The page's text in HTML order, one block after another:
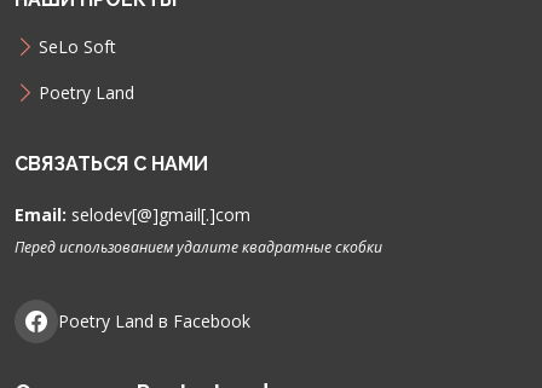
SeLo Soft
Poetry Land
СВЯЗАТЬСЯ С НАМИ
Email: selodev[@]gmail[.]com
Перед использованием удалите квадратные скобки
Poetry Land в Facebook